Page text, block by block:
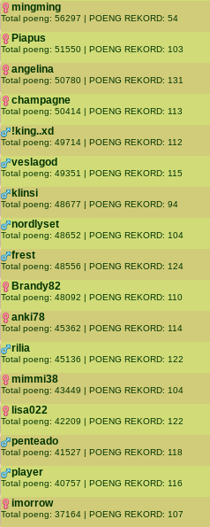
mingming
Total poeng: 56297 | POENG REKORD: 54
Piapus
Total poeng: 51550 | POENG REKORD: 103
angelina
Total poeng: 50780 | POENG REKORD: 131
champagne
Total poeng: 50414 | POENG REKORD: 113
!king..xd
Total poeng: 49714 | POENG REKORD: 112
veslagod
Total poeng: 49351 | POENG REKORD: 115
klinsi
Total poeng: 48677 | POENG REKORD: 94
nordlyset
Total poeng: 48652 | POENG REKORD: 104
frest
Total poeng: 48556 | POENG REKORD: 124
Brandy82
Total poeng: 48092 | POENG REKORD: 110
anki78
Total poeng: 45362 | POENG REKORD: 114
rilia
Total poeng: 45136 | POENG REKORD: 122
mimmi38
Total poeng: 43449 | POENG REKORD: 104
lisa022
Total poeng: 42209 | POENG REKORD: 122
penteado
Total poeng: 41527 | POENG REKORD: 118
player
Total poeng: 40757 | POENG REKORD: 116
imorrow
Total poeng: 37164 | POENG REKORD: 107